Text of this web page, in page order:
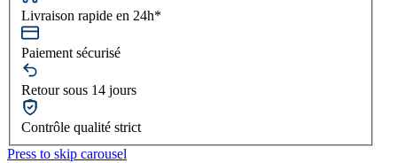
Livraison rapide en 24h*
Paiement sécurisé
Retour sous 14 jours
Contrôle qualité strict
Press to skip carousel